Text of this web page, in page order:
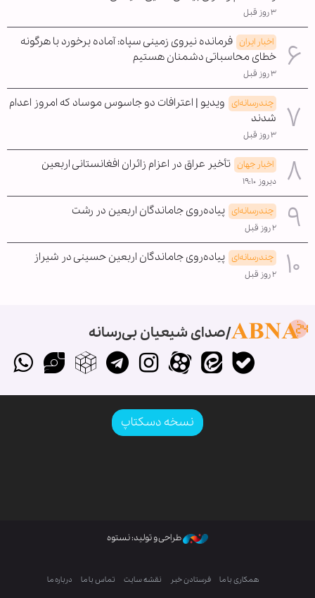
۳ روز قبل
اخبار ایران فرمانده نیروی زمینی سپاه: آماده برخورد با هرگونه
خطای محاسباتی دشمنان هستیم
۳ روز قبل
چندرسانه‌ای ویدیو | اعترافات دو جاسوس موساد که امروز اعدام
شدند
۳ روز قبل
اخبار جهان تأخیر عراق در اعزام زائران افغانستانی اربعین
دیروز ۱۹:۱۰
چندرسانه‌ای پیاده‌روی جاماندگان اربعین در رشت
۲ روز قبل
چندرسانه‌ای پیاده‌روی جاماندگان اربعین حسینی در شیراز
۲ روز قبل
صدای شیعیان بی‌رسانه
نسخه دسکتاپ
طراحی و تولید: نستوه
همکاری با ما فرستادن خبر نقشه سایت تماس با ما درباره ما